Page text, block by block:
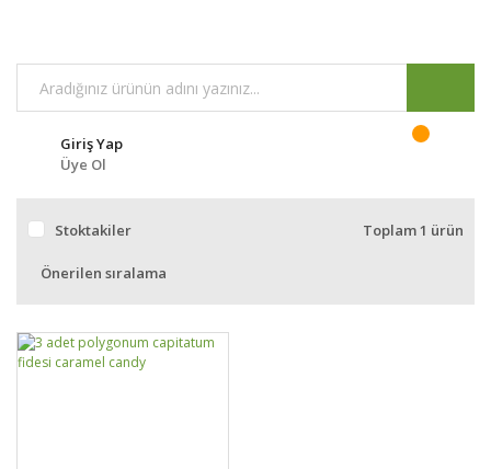
Giriş Yap
Üye Ol
Stoktakiler Toplam 1 ürün